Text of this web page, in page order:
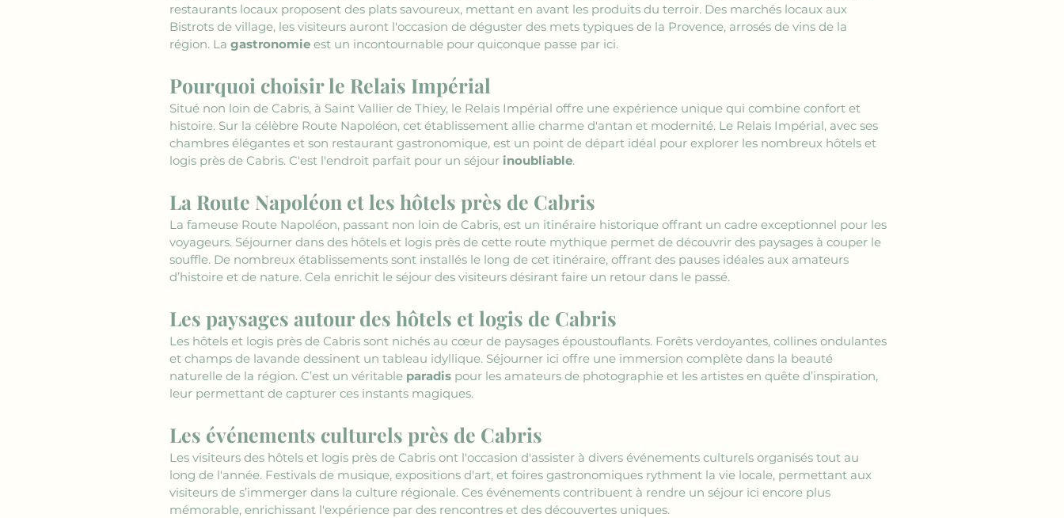
restaurants locaux proposent des plats savoureux, mettant en avant les produits du terroir. Des marchés locaux aux
Bistrots de village, les visiteurs auront l'occasion de déguster des mets typiques de la Provence, arrosés de vins de la
région. La gastronomie est un incontournable pour quiconque passe par ici.
Pourquoi choisir le Relais Impérial
Situé non loin de Cabris, à Saint Vallier de Thiey, le Relais Impérial offre une expérience unique qui combine confort et
histoire. Sur la célèbre Route Napoléon, cet établissement allie charme d'antan et modernité. Le Relais Impérial, avec ses
chambres élégantes et son restaurant gastronomique, est un point de départ idéal pour explorer les nombreux hôtels et
logis près de Cabris. C'est l'endroit parfait pour un séjour inoubliable.
La Route Napoléon et les hôtels près de Cabris
La fameuse Route Napoléon, passant non loin de Cabris, est un itinéraire historique offrant un cadre exceptionnel pour les
voyageurs. Séjourner dans des hôtels et logis près de cette route mythique permet de découvrir des paysages à couper le
souffle. De nombreux établissements sont installés le long de cet itinéraire, offrant des pauses idéales aux amateurs
d’histoire et de nature. Cela enrichit le séjour des visiteurs désirant faire un retour dans le passé.
Les paysages autour des hôtels et logis de Cabris
Les hôtels et logis près de Cabris sont nichés au cœur de paysages époustouflants. Forêts verdoyantes, collines ondulantes
et champs de lavande dessinent un tableau idyllique. Séjourner ici offre une immersion complète dans la beauté
naturelle de la région. C’est un véritable paradis pour les amateurs de photographie et les artistes en quête d’inspiration,
leur permettant de capturer ces instants magiques.
Les événements culturels près de Cabris
Les visiteurs des hôtels et logis près de Cabris ont l'occasion d'assister à divers événements culturels organisés tout au
long de l'année. Festivals de musique, expositions d'art, et foires gastronomiques rythment la vie locale, permettant aux
visiteurs de s’immerger dans la culture régionale. Ces événements contribuent à rendre un séjour ici encore plus
mémorable, enrichissant l'expérience par des rencontres et des découvertes uniques.